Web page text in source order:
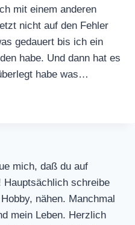
mit einem anderen
nicht auf den Fehler
gedauert bis ich ein
habe. Und dann hat es
habe was…
mich, daß du auf
Hauptsächlich schreibe
nähen. Manchmal
mein Leben. Herzlich